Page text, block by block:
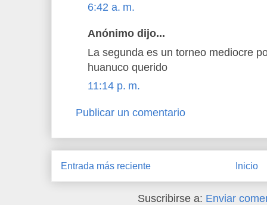
6:42 a. m.
Anónimo dijo...
La segunda es un torneo mediocre
huanuco querido
11:14 p. m.
Publicar un comentario
Entrada más reciente Inicio
Suscribirse a: Enviar